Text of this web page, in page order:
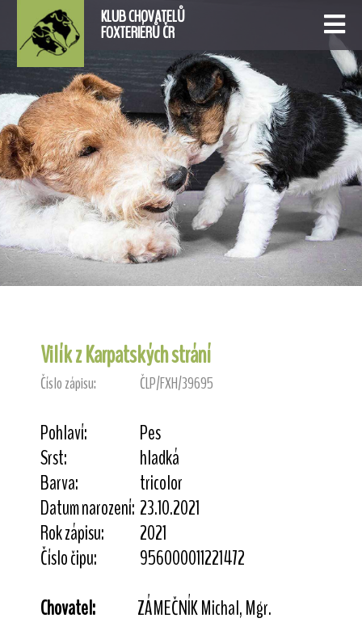
KLUB CHOVATELŮ
FOXTERIÉRŮ ČR
Vilík z Karpatských strání
Číslo zápisu: ČLP/FXH/39695
Pohlaví:
Pes
Srst:
hladká
Barva:
tricolor
Datum narození: 23.10.2021
Rok zápisu:
2021
Číslo čipu:
956000011221472
Chovatel:
ZÁMEČNÍK Michal, Mgr.